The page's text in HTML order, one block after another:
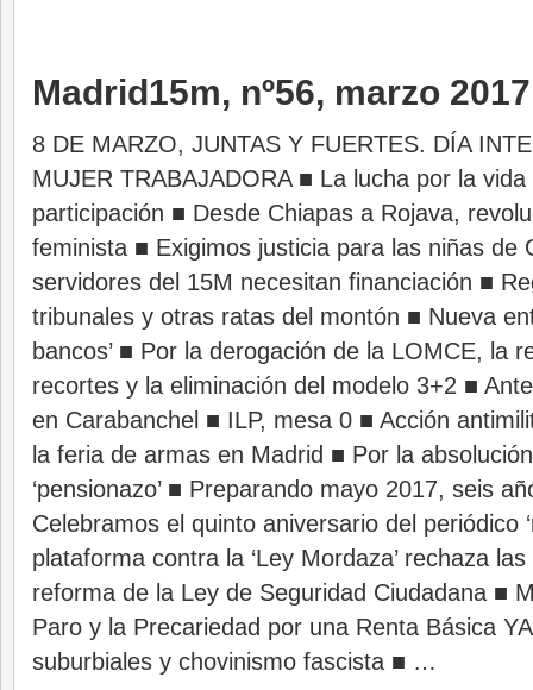
Madrid15m, nº56, marzo 2017
8 DE MARZO, JUNTAS Y FUERTES. DÍA
MUJER TRABAJADORA ■ La lucha por la
participación ■ Desde Chiapas a Rojava,
feminista ■ Exigimos justicia para las niñas de
servidores del 15M necesitan financiación ■
tribunales y otras ratas del montón ■ Nueva
bancos’ ■ Por la derogación de la LOMCE, la
recortes y la eliminación del modelo 3+2 ■
en Carabanchel ■ ILP, mesa 0 ■ Acción
la feria de armas en Madrid ■ Por la
‘pensionazo’ ■ Preparando mayo 2017, seis
Celebramos el quinto aniversario del periódico
plataforma contra la ‘Ley Mordaza’ rechaza
reforma de la Ley de Seguridad Ciudadana ■
Paro y la Precariedad por una Renta Básica
suburbiales y chovinismo fascista ■ …